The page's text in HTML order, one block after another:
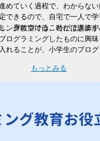
めていく過程で、わからない
できるので、自宅で一人で
、身につけることができま
ング教室では、時には講師
ログラミングしたものに興
れることが、小学生のプログ
行う「QUREOプログラミン
もっとみる
グ教育お役